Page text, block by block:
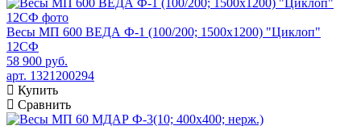
Весы МП 600 ВЕДА Ф-1 (100/200; 1500х1200) "Циклоп"
12СФ
58 900 руб.
арт. 1321200294
Купить
Сравнить